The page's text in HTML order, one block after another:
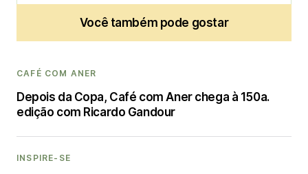
Você também pode gostar
CAFÉ COM ANER
Depois da Copa, Café com Aner chega à 150a.
edição com Ricardo Gandour
INSPIRE-SE